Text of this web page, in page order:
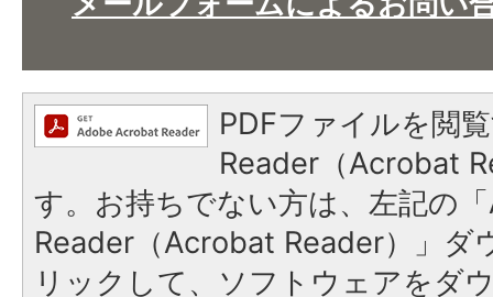
PDFファイルを閲
Reader（Acrobat
す。お持ちでない方は、左記の
Reader（Acrobat Reader）」ダ
リックして、ソフトウェアをダ